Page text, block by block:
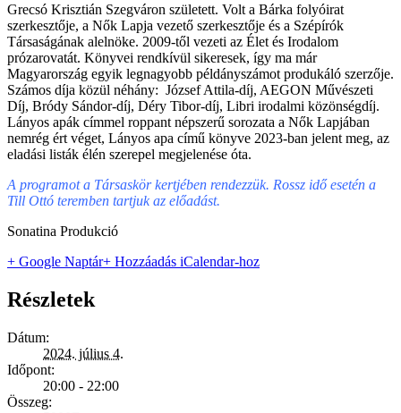
Grecsó Krisztián Szegváron született. Volt a Bárka folyóirat
szerkesztője, a Nők Lapja vezető szerkesztője és a Szépírók
Társaságának alelnöke. 2009-től vezeti az Élet és Irodalom
prózarovatát. Könyvei rendkívül sikeresek, így ma már
Magyarország egyik legnagyobb példányszámot produkáló szerzője.
Számos díja közül néhány: József Attila-díj, AEGON Művészeti
Díj, Bródy Sándor-díj, Déry Tibor-díj, Libri irodalmi közönségdíj.
Lányos apák címmel roppant népszerű sorozata a Nők Lapjában
nemrég ért véget, Lányos apa című könyve 2023-ban jelent meg, az
eladási listák élén szerepel megjelenése óta.
A programot a Társaskör kertjében rendezzük. Rossz idő esetén a
Till Ottó teremben tartjuk az előadást.
Sonatina Produkció
+ Google Naptár+ Hozzáadás iCalendar-hoz
Részletek
Dátum:
2024. július 4.
Időpont:
20:00 - 22:00
Összeg: